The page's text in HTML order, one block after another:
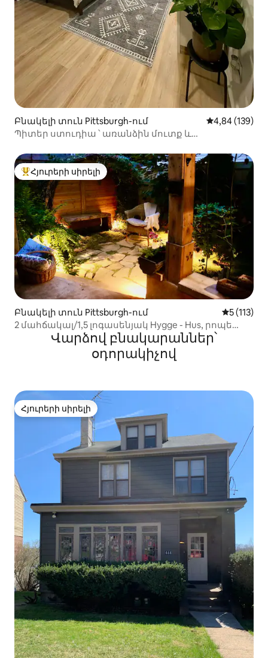
Բնակելի տուն Pittsburgh-ում Միջին
4,84 (139)
Պիտեր ստուդիա ՝ առանձին մուտք և
Հյուրերի սիրելի լավագույն տները
Հյուրերի սիրելի
Բնակելի տուն Pittsburgh-ում Միջին
5 (113)
2 մահճակալ/1,5 լոգասենյակ Hygge - Hus, րոպե
դեպի սրճարաններ և խանութներ
Վարձով բնակարաններ՝
օդորակիչով
Հյուրերի սիրելի
Հյուրերի սիրելի